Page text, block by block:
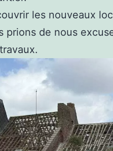
les nouveaux
prions de nous